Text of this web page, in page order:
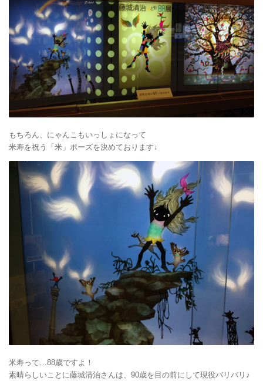
もちろん、にゃんこもいっしょになって
米寿を祝う「米」ポーズを決めております↓
米寿って…88歳ですよ！
素晴らしいことに藤城清治さんは、90歳を目の前にして現役バリバリ♪